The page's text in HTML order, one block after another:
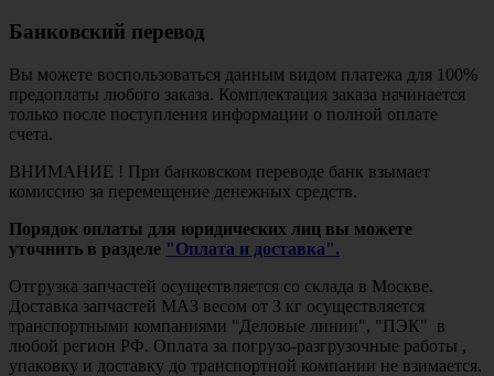
Банковский перевод
Вы можете воспользоваться данным видом платежа для 100%
предоплаты любого заказа. Комплектация заказа начинается
только после поступления информации о полной оплате
счета.
ВНИМАНИЕ ! При банковском переводе банк взымает
комиссию за перемещение денежных средств.
Порядок оплаты для юридических лиц вы можете
уточнить в разделе "Оплата и доставка".
Отгрузка запчастей осуществляется со склада в Москве.
Доставка запчастей МАЗ весом от 3 кг осуществляется
транспортными компаниями "Деловые линии", "ПЭК" в
любой регион РФ. Оплата за погрузо-разгрузочные работы ,
упаковку и доставку до транспортной компании не взимается.